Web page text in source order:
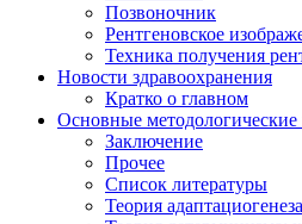
Позвоночник
Рентгеновское
Техника получения
Новости здравоохранения
Кратко о главном
Основные
Заключение
Прочее
Список литературы
Теория